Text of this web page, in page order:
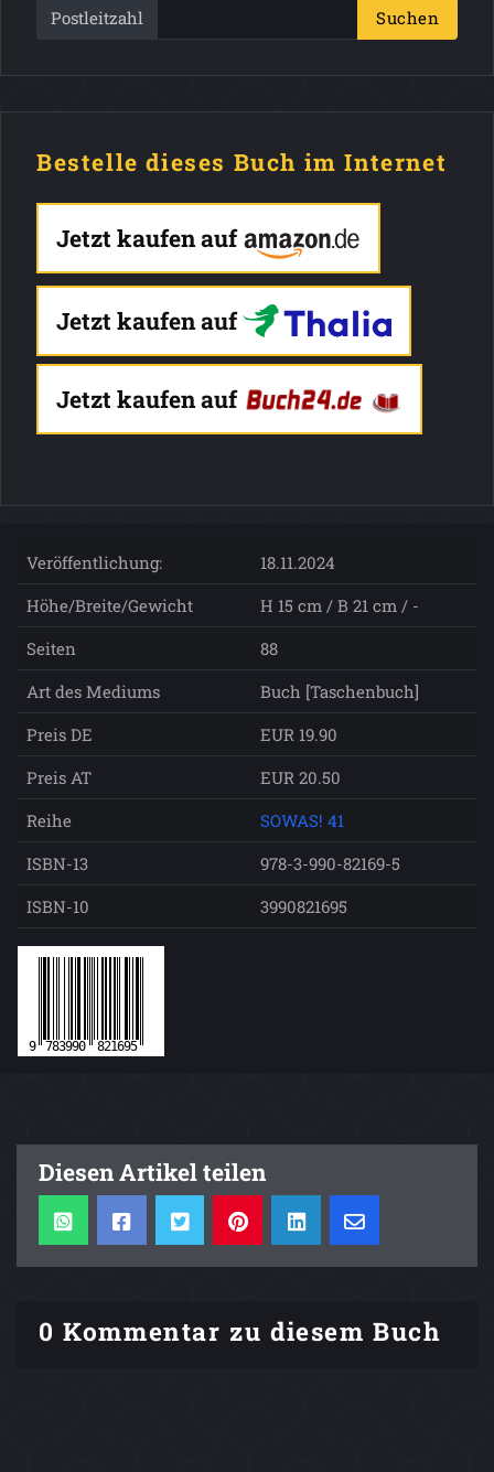
Postleitzahl Suchen
Bestelle dieses Buch im Internet
Jetzt kaufen auf
Jetzt kaufen auf
Jetzt kaufen auf
Veröffentlichung:
18.11.2024
Höhe/Breite/Gewicht
H 15 cm / B 21 cm / -
Seiten
88
Art des Mediums
Buch [Taschenbuch]
Preis DE
EUR 19.90
Preis AT
EUR 20.50
Reihe
SOWAS! 41
ISBN-13
978-3-990-82169-5
ISBN-10
3990821695
Diesen Artikel teilen
0 Kommentar zu diesem Buch